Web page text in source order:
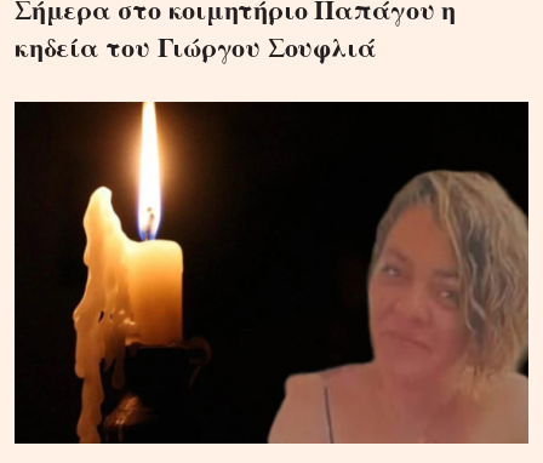
Σήμερα στο κοιμητήριο Παπάγου η
κηδεία του Γιώργου Σουφλιά